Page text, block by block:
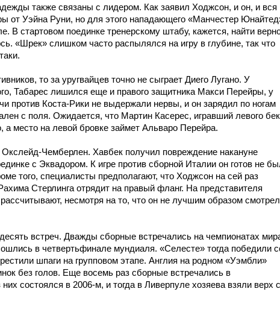
также связаны с лидером. Как заявил Ходжсон, и он, и вся
от Уэйна Руни, но для этого нападающего «Манчестер
В стартовом поединке тренерскому штабу, кажется, найти
«Шрек» слишком часто распылялся на игру в глубине, так что
то за уругвайцев точно не сыграет Диего Лугано. У
Табарес лишился еще и правого защитника Макси Перейры, у
против Коста-Рики не выдержали нервы, и он зарядил по ногам
с поля. Ожидается, что Мартин Касерес, игравший левого
а место на левой бровке займет Альваро Перейра.
Чемберлен. Хавбек получил повреждение накануне
с Эквадором. К игре против сборной Италии он готов не
того, специалисты предполагают, что Ходжсон на сей раз
Стерлинга отрядит на правый фланг. На представителя
несмотря на то, что он не лучшим образом
встреч. Дважды сборные встречались на чемпионатах
в четвертьфинале мундиаля. «Селесте» тогда победили
шпаги на групповом этапе. Англия на родном «Уэмбли»
без голов. Еще восемь раз сборные встречались в
состоялся в 2006-м, и тогда в Ливерпуле хозяева взяли верх с